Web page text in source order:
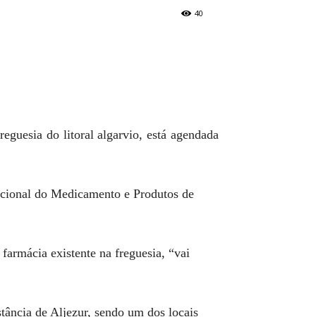
40
do litoral algarvio, está agendada
do Medicamento e Produtos de
existente na freguesia, “vai
de Aljezur, sendo um dos locais